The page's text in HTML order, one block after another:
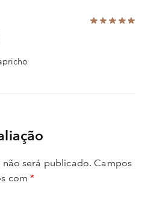
será publicado. Campos
com*